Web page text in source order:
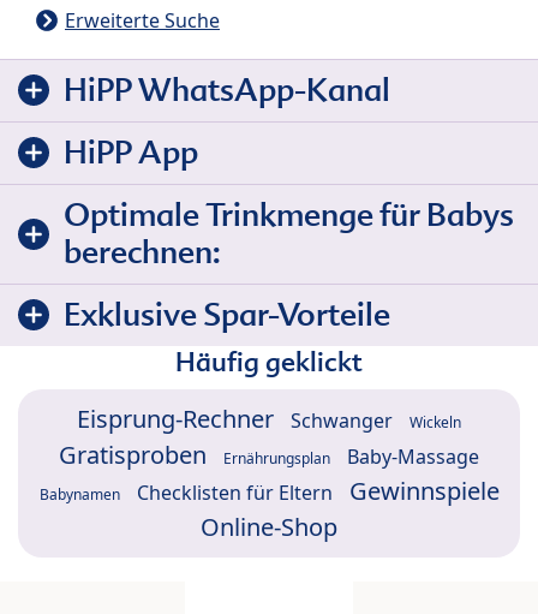
Erweiterte Suche
HiPP WhatsApp-Kanal
HiPP App
Optimale Trinkmenge für Babys
berechnen:
Exklusive Spar-Vorteile
Häufig geklickt
Eisprung-Rechner Schwanger Wickeln
Gratisproben Ernährungsplan Baby-Massage
Babynamen Checklisten für Eltern
Gewinnspiele
Online-Shop